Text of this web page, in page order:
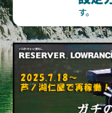
す。